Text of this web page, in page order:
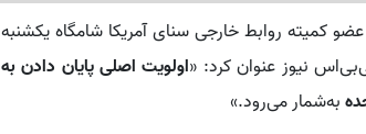
کمیته روابط خارجی سنای آمریکا شامگاه یکشنبه
نیوز عنوان کرد: «اولویت اصلی پایان دادن به
به‌شمار می‌رود.»